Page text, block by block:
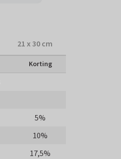
21 x 30 cm
Korting
5%
10%
17,5%